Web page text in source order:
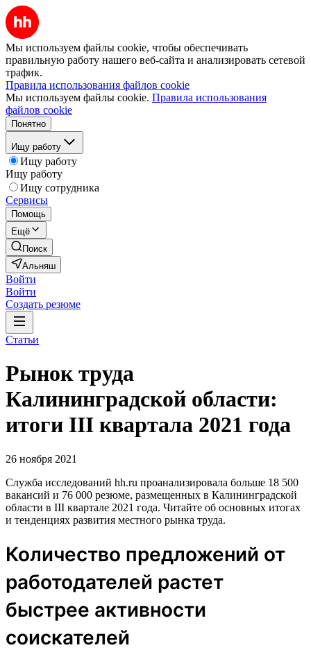
Мы используем файлы cookie, чтобы обеспечивать
правильную работу нашего веб-сайта и анализировать сетевой
трафик.
Правила использования файлов cookie
Мы используем файлы cookie. Правила использования
файлов cookie
Понятно
Ищу работу
Ищу работу
Ищу работу
Ищу сотрудника
Сервисы
Помощь
Ещё
Поиск
Альняш
Войти
Войти
Создать резюме
Статьи
Рынок труда
Калининградской области:
итоги III квартала 2021 года
26 ноября 2021
Служба исследований hh.ru проанализировала больше 18 500
вакансий и 76 000 резюме, размещенных в Калининградской
области в III квартале 2021 года. Читайте об основных итогах
и тенденциях развития местного рынка труда.
Количество предложений от
работодателей растет
быстрее активности
соискателей